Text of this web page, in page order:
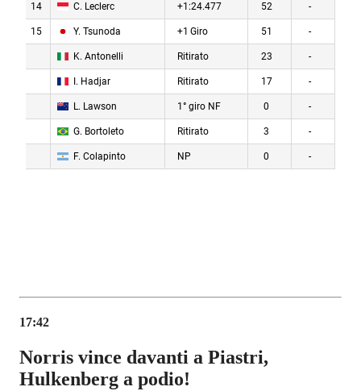
17:42
Norris vince davanti a Piastri,
Hulkenberg a podio!